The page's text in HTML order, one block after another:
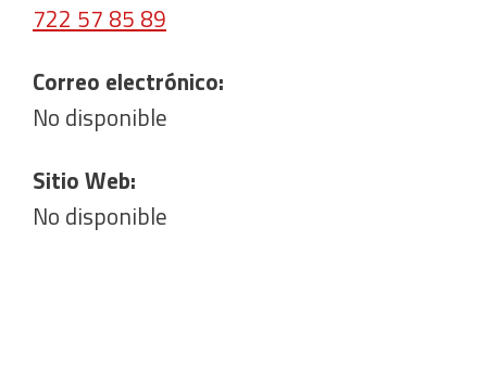
722 57 85 89
Correo electrónico:
No disponible
Sitio Web:
No disponible